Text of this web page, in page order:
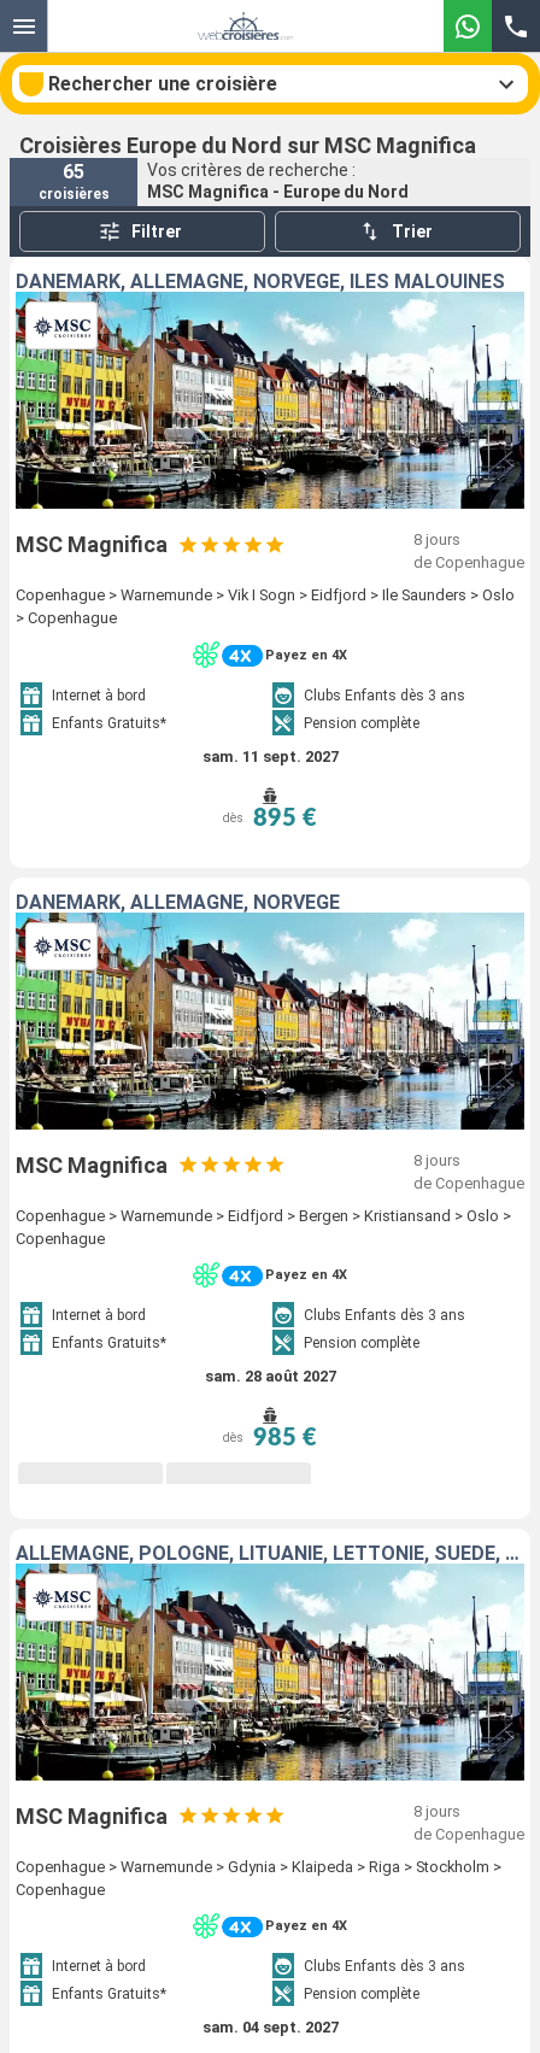
Rechercher une croisière
Nos destinations
Mois de départ
Ports Compagnies
Rechercher
Croisières Europe du Nord sur MSC Magnifica
65
croisières
Vos critères de recherche :
MSC Magnifica - Europe du Nord
Filtrer Trier
DANEMARK, ALLEMAGNE, NORVÈGE, ÎLES MALOUINES
MSC Magnifica
8 jours
de Copenhague
Copenhague > Warnemunde > Vik I Sogn > Eidfjord > Ile Saunders > Oslo
> Copenhague
Payez en 4X
Internet à bord
Clubs Enfants dès 3 ans
Enfants Gratuits*
Pension complète
sam. 11 sept. 2027
dès 895 €
DANEMARK, ALLEMAGNE, NORVÈGE
MSC Magnifica
8 jours
de Copenhague
Copenhague > Warnemunde > Eidfjord > Bergen > Kristiansand > Oslo >
Copenhague
Payez en 4X
Internet à bord
Clubs Enfants dès 3 ans
Enfants Gratuits*
Pension complète
sam. 28 août 2027
dès 985 €
ALLEMAGNE, POLOGNE, LITUANIE, LETTONIE, SUÈDE, DANEMARK
MSC Magnifica
8 jours
de Copenhague
Copenhague > Warnemunde > Gdynia > Klaipeda > Riga > Stockholm >
Copenhague
Payez en 4X
Internet à bord
Clubs Enfants dès 3 ans
Enfants Gratuits*
Pension complète
sam. 04 sept. 2027